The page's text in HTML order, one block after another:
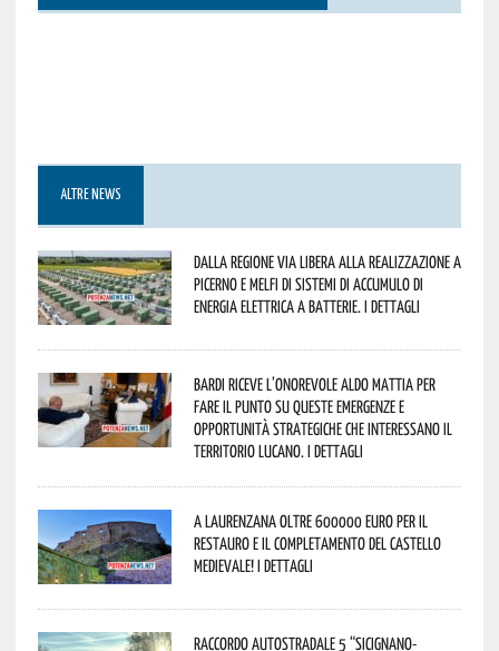
ALTRE NEWS
Dalla Regione via libera alla realizzazione a
Picerno e Melfi di sistemi di accumulo di
energia elettrica a batterie. I dettagli
Bardi riceve l’onorevole Aldo Mattia per
fare il punto su queste emergenze e
opportunità strategiche che interessano il
territorio lucano. I dettagli
A Laurenzana oltre 600000 euro per il
restauro e il completamento del Castello
Medievale! I dettagli
Raccordo Autostradale 5 “Sicignano-